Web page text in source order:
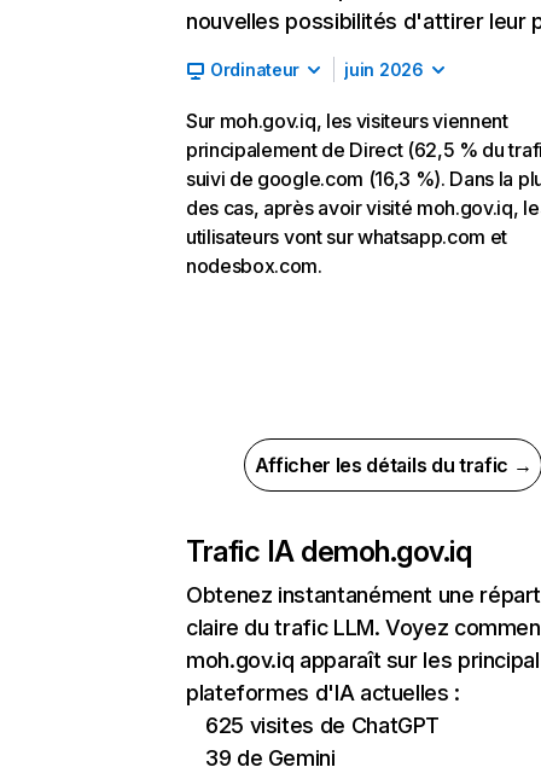
nouvelles possibilités d'attirer leur
Ordinateur juin 2026
Sur moh.gov.iq, les visiteurs viennent
principalement de Direct (62,5 % du
suivi de google.com (16,3 %). Dans la
des cas, après avoir visité moh.gov.iq,
utilisateurs vont sur whatsapp.com et
nodesbox.com.
Afficher les détails du trafic →
Trafic IA demoh.gov.iq
Obtenez instantanément une
claire du trafic LLM. Voyez
moh.gov.iq apparaît sur les
plateformes d'IA actuelles :
625 visites de ChatGPT
39 de Gemini